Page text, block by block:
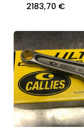
2183,70 €